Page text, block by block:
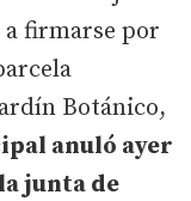
a firmarse por
Botánico,
anuló ayer
junta de